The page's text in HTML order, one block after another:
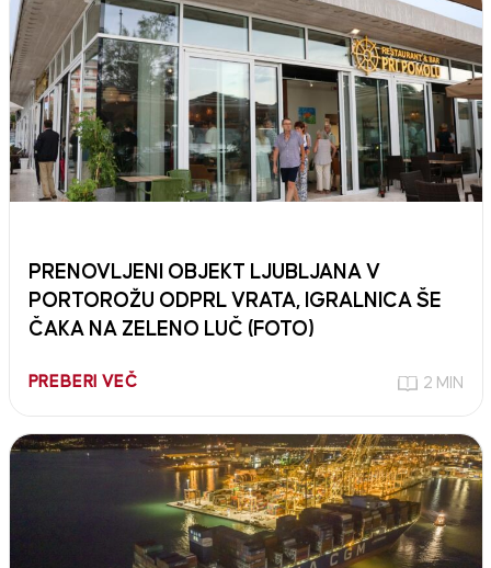
PRENOVLJENI OBJEKT LJUBLJANA V
PORTOROŽU ODPRL VRATA, IGRALNICA ŠE
ČAKA NA ZELENO LUČ (FOTO)
PREBERI VEČ 2 MIN